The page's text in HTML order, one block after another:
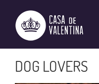
conteúdo
DOG LOVERS